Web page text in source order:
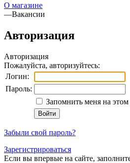
О магазине
—Вакансии
Авторизация
Авторизация
Пожалуйста, авторизуйтесь:
Логин:
Пароль:
Запомнить меня на
Забыли свой пароль?
Зарегистрироваться
Если вы впервые на сайте,